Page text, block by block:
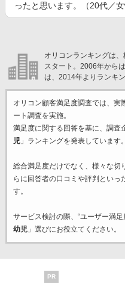
ったと思います。（20代／女
オリコンランキングは
スタート。2006年から
は、2014年よりランキ
オリコン顧客満足度調査では、実
ート調査を実施。
満足度に関する回答を基に、調査
児」ランキングを発表しています。
総合満足度だけでなく、様々な切
らに回答者の口コミや評判といっ
す。
サービス検討の際、“ユーザー満足
幼児」選びにお役立てください。
PR